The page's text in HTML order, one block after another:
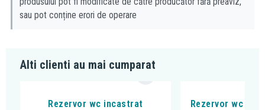
sau pot conține erori de operare
Alti clienti au mai cumparat
Rezervor wc incastrat
Rezervor wc